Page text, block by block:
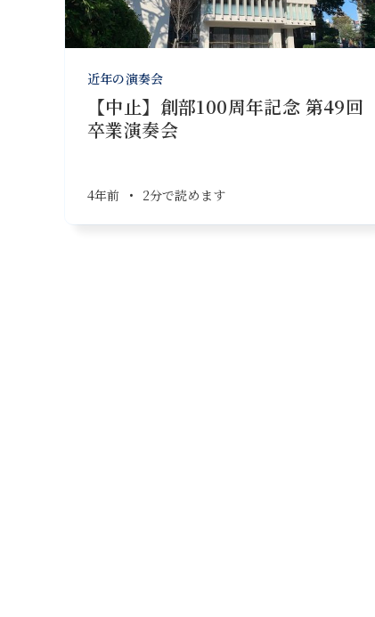
近年の演奏会
【中止】創部100周年記念 第49回
卒業演奏会
4年前 • 2分で読めます